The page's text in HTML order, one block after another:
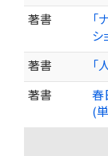
著書
「
シ
著書
「
著書
春
(